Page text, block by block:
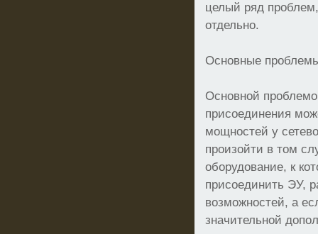
целый ряд
отдельно.
Основные
Основной
присоединения
мощностей у
произойти в том
оборудование, к
присоединить ЭУ,
возможностей, а
значительной